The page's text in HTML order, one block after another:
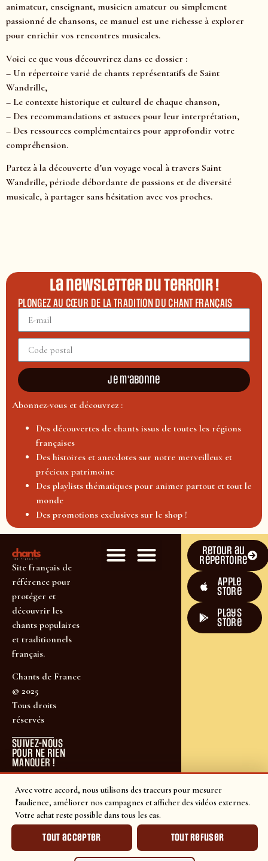
Avec votre accord, nous utilisons des traceurs pour mesurer
l'audience, améliorer nos campagnes et afficher des vidéos externes.
Votre achat reste possible dans tous les cas.
Tout accepter Tout refuser
animateur, enseignant, musicien amateur ou simplement
passionné de chansons, ce manuel est une richesse à explorer
pour enrichir vos rencontres musicales.
Voici ce que vous découvrirez dans ce dossier :
– Un répertoire varié de chants représentatifs de Saint
Wandrille,
– Le contexte historique et culturel de chaque chanson,
– Des recommandations et astuces pour leur interprétation,
– Des ressources complémentaires pour approfondir votre
compréhension.
Partez à la découverte d’un voyage vocal à travers Saint
Wandrille, période débordante de passions et de diversité
musicale, à partager sans hésitation avec vos proches.
La newsletter du terroir !
PLONGEZ AU CŒUR DE LA TRADITION DU CHANT FRANÇAIS
Je m'abonne
Abonnez-vous et découvrez :
Des découvertes de chants issus de toutes les régions
françaises
Des histoires et anecdotes sur notre merveilleux et
précieux patrimoine
Des playlists thématiques pour animer partout et tout le
monde
Des promotions exclusives sur le shop !
Site français de
référence pour
protéger et
découvrir les
chants populaires
et traditionnels
français.
Chants de France
© 2025
Tous droits
réservés
SUIVEZ-NOUS
POUR NE RIEN
MANQUER !
Retour au
répertoire
Apple
Store
plays
store